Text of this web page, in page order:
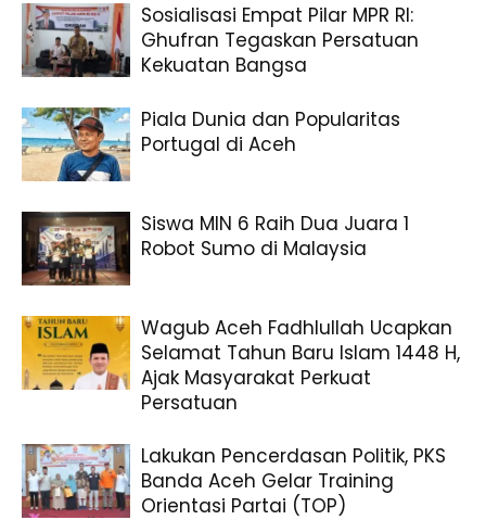
Sosialisasi Empat Pilar MPR RI:
Ghufran Tegaskan Persatuan
Kekuatan Bangsa
Piala Dunia dan Popularitas
Portugal di Aceh
Siswa MIN 6 Raih Dua Juara 1
Robot Sumo di Malaysia
Wagub Aceh Fadhlullah Ucapkan
Selamat Tahun Baru Islam 1448 H,
Ajak Masyarakat Perkuat
Persatuan
Lakukan Pencerdasan Politik, PKS
Banda Aceh Gelar Training
Orientasi Partai (TOP)